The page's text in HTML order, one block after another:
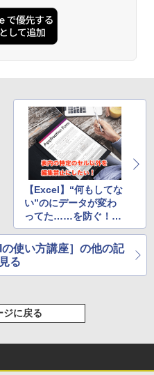
- 目に優しい、かさばら
な画面で読みやすい、6週間持
シグニチャーエディ
7インチディスプレイ、明
整、色調調節ライト、12週間
ー、広告なし、メタリック
Colorsoft | 16GBストレ
、7インチカラーディスプレ
節ライト、最大8週間持続バッ
Kindle Scribe Colorsoft |
【Excel】“何もしてな
い”のにデータが変わ
ってた……を防ぐ！
エクセルで特定セル以
外編集禁止にするテク
使い方講座］の他の記
る
ジに戻る